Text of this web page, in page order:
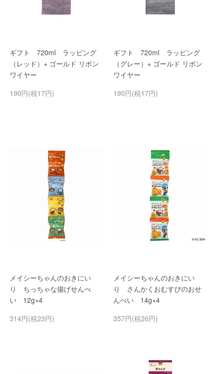
ギフト 720ml ラッピング
（レッド）+ ゴールド リボン
ワイヤー
190円(税17円)
ギフト 720ml ラッピング
（グレー）+ ゴールド リボン
ワイヤー
190円(税17円)
メイシーちゃんのおきにい
り ちっちゃな揚げせんべ
い 12g×4
314円(税23円)
メイシーちゃんのおきにい
り さんかくおむすびのおせ
んべい 14g×4
357円(税26円)